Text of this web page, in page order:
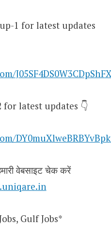
1 for latest updates
for latest updates 👇
वेबसाइट चेक करें
Gulf Jobs*